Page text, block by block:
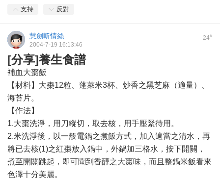
支持 反對
24#
慧劍斬情絲
2004-7-19 16:13:46
[分享]養生食譜
補血大棗飯
【材料】大棗12粒、蓬萊米3杯、炒香之黑芝麻（適量）、
海苔片。
【作法】
1.大棗洗淨，用刀縱切，取去核，用手壓緊待用。
2.米洗淨後，以一般電鍋之煮飯方式，加入適當之清水，再
將已去核(1)之紅棗放入鍋中，外鍋加三格水，按下開關，
煮至開關跳起，即可聞到香醇之大棗味，而且整鍋米飯看來
色澤十分美麗。